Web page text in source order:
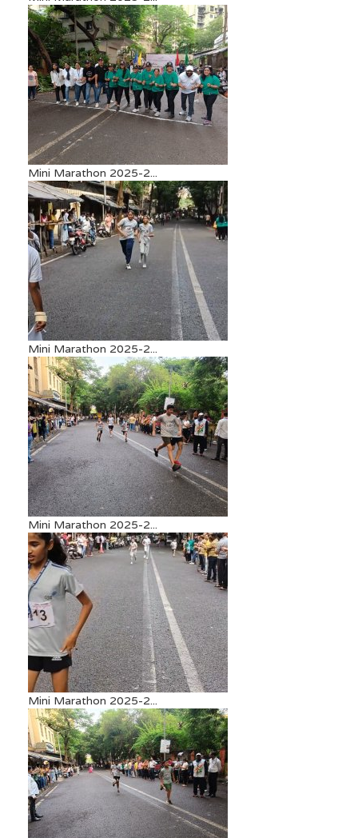
Mini Marathon 2025-2...
Mini Marathon 2025-2...
Mini Marathon 2025-2...
Mini Marathon 2025-2...